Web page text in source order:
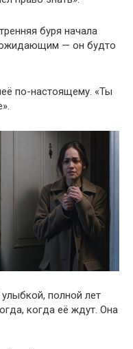
буря начала
ожидающим — он будто
по-настоящему. «Ты
полной лет
когда её ждут. Она